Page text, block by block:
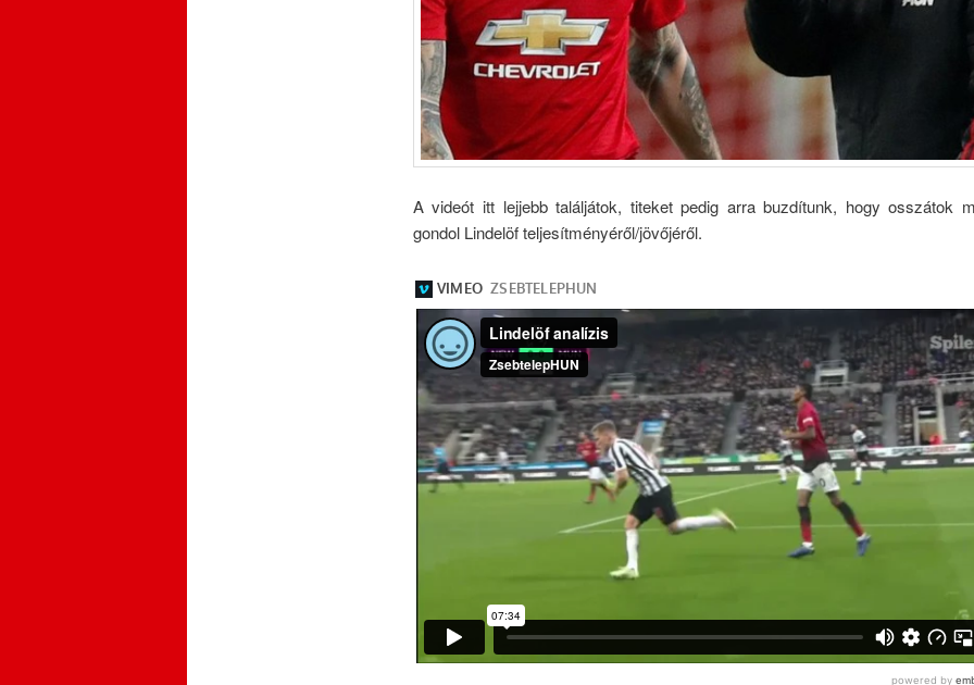
A videót itt lejjebb találjátok, titeket pedig arra buzdítunk, hogy osszátok
gondol Lindelöf teljesítményéről/jövőjéről.